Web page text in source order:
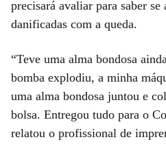
precisará avaliar para saber
danificadas com a queda.
“Teve uma alma bondosa
bomba explodiu, a minha
uma alma bondosa juntou e
bolsa. Entregou tudo para o
relatou o profissional de